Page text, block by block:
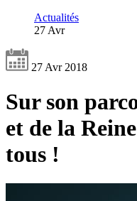
Actualités
27 Avr
27 Avr 2018
Sur son
et de la
tous !